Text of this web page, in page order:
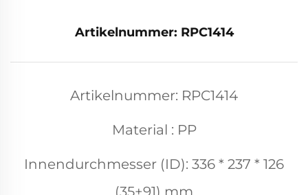
Artikelnummer: RPC1414
Artikelnummer: RPC1414
Material : PP
Innendurchmesser (ID): 336 * 237 * 126
(35+91) mm